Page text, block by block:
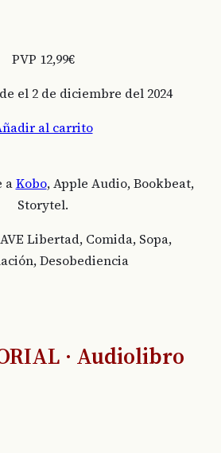
PVP 12,99€
el 2 de diciembre del 2024
al carrito
aKobo, Apple Audio, Bookbeat,
Storytel.
Libertad, Comida, Sopa,
Desobediencia
· Audiolibro